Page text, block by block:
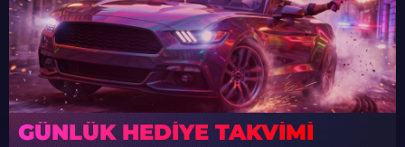
GÜNLÜK HEDIYE TAKVIMI